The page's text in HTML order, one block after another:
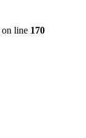
on line 170